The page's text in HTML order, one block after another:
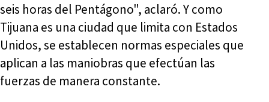
seis horas del Pentágono", aclaró. Y como
Tijuana es una ciudad que limita con Estados
Unidos, se establecen normas especiales que
aplican a las maniobras que efectúan las
fuerzas de manera constante.